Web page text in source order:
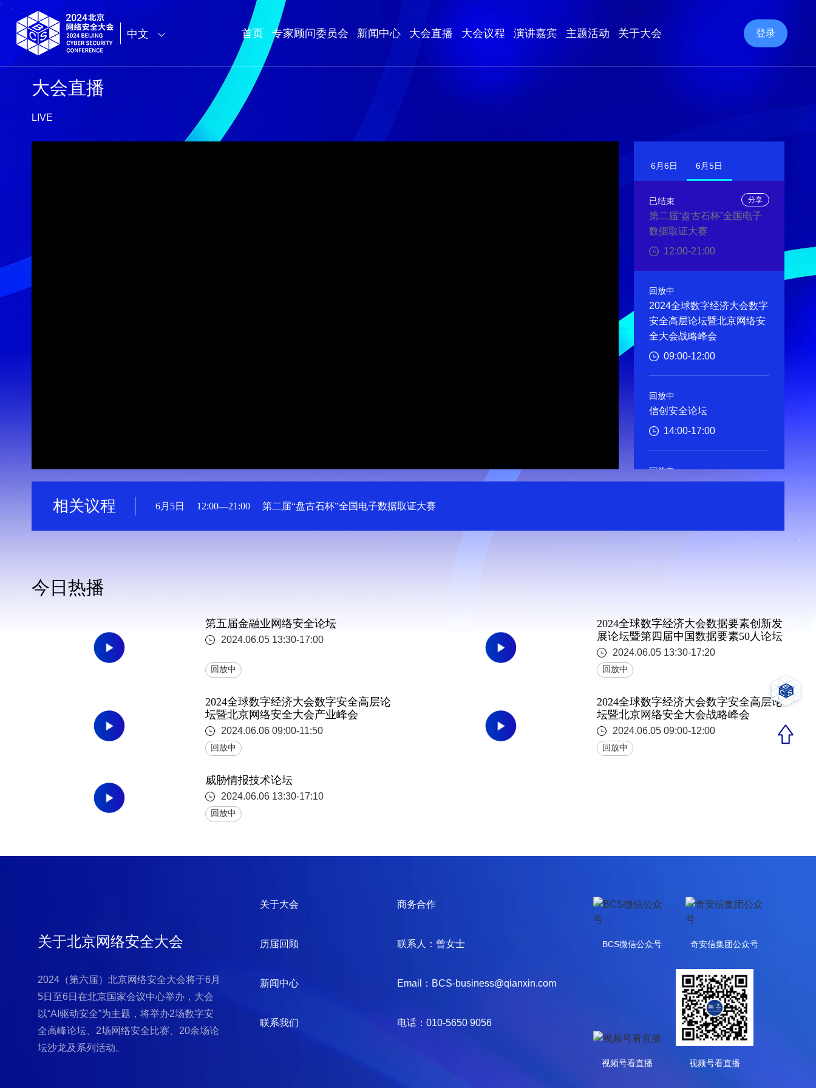
中文 首页 专家顾问委员会 新闻中心 大会直播 大会议程 演讲嘉宾 主题活动 关于大会 登录
大会直播
LIVE
6月6日 6月5日
已结束
第二届“盘古石杯”全国电子
数据取证大赛
12:00-21:00
分享
回放中
2024全球数字经济大会数字
安全高层论坛暨北京网络安
全大会战略峰会
09:00-12:00
回放中
信创安全论坛
14:00-17:00
回放中
回放中
2024全球数字经济大会数据
要素创新发展论坛暨第四届
相关议程 6月5日 12:00—21:00 第二届“盘古石杯”全国电子数据取证大赛
今日热播
第五届金融业网络安全论坛
2024.06.05 13:30-17:00
回放中
2024全球数字经济大会数据要素创新发
展论坛暨第四届中国数据要素50人论坛
2024.06.05 13:30-17:20
回放中
2024全球数字经济大会数字安全高层论
坛暨北京网络安全大会产业峰会
2024.06.06 09:00-11:50
回放中
2024全球数字经济大会数字安全高层论
坛暨北京网络安全大会战略峰会
2024.06.05 09:00-12:00
回放中
威胁情报技术论坛
2024.06.06 13:30-17:10
回放中
关于北京网络安全大会
2024（第六届）北京网络安全大会将于6月
5日至6日在北京国家会议中心举办，大会
以“AI驱动安全”为主题，将举办2场数字安
全高峰论坛、2场网络安全比赛、20余场论
坛沙龙及系列活动。
关于大会
历届回顾
新闻中心
联系我们
商务合作
联系人：曾女士
Email：BCS-business@qianxin.com
电话：010-5650 9056
BCS微信公众号 奇安信集团公众号
视频号看直播 视频号看直播